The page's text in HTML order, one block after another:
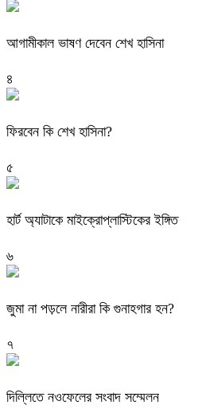
আগামীকাল ভাষণ দেবেন শেখ হাসিনা
৪
ফিরবেন কি শেখ হাসিনা?
৫
হার্ট অ্যাটাকে মাইক্রোপ্লাস্টিকের ইঙ্গিত
৬
জুমা না পড়লে নারীরা কি গুনাহগার হন?
৭
দিল্লিতে নওফেলের সংবাদ সম্মেলন